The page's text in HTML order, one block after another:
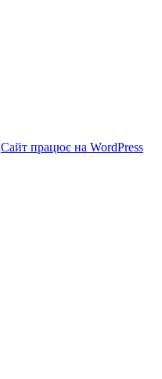
Сайт працює на WordPress